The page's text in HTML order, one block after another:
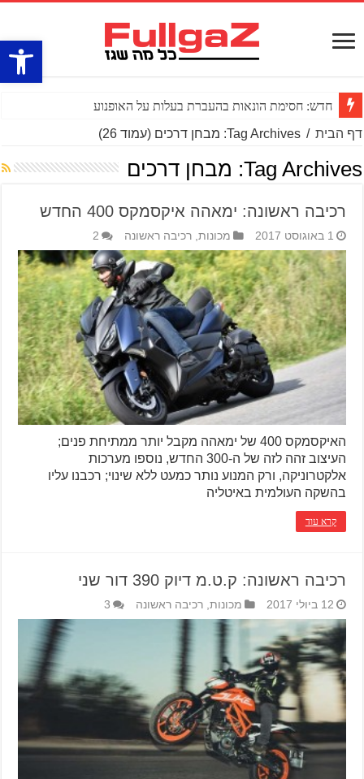
פתח
חדש: חסימת הונאות בהעברת בעלות על האופנוע
דף הבית / Tag Archives: מבחן דרכים (עמוד 26)
Tag Archives: מבחן דרכים
רכיבה ראשונה: ימאהה איקסמקס 400 החדש
1 באוגוסט 2017 מכונות ,רכיבה ראשונה 2
האיקסמקס 400 של ימאהה מקבל יותר ממתיחת פנים;
העיצוב זהה לזה של ה-300 החדש, נוספו מערכות
אלקטרוניקה, ורק המנוע נותר כמעט ללא שינוי; רכבנו עליו
בהשקה העולמית באיטליה
קרא עוד
רכיבה ראשונה: ק.ט.מ דיוק 390 דור שני
12 ביולי 2017 מכונות ,רכיבה ראשונה 3